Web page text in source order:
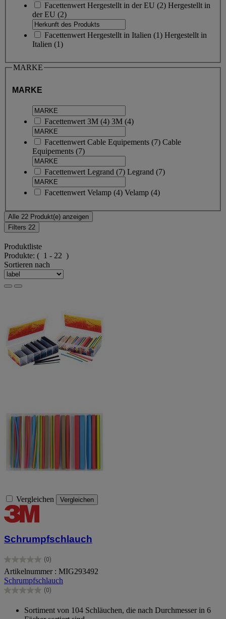
Facettenwert Hergestellt in der EU (2) Hergestellt in
der EU (2)
Facettenwert Hergestellt in Italien (1) Hergestellt in
Italien (1)
MARKE
MARKE
Facettenwert 3M (4) 3M (4)
Facettenwert Cable Equipements (7) Cable
Equipements (7)
Facettenwert Legrand (7) Legrand (7)
Facettenwert Velamp (4) Velamp (4)
Alle 22 Produkt(e) anzeigen
Filters 22
Produktliste
Produkte: ( 1 - 22 )
Sortieren nach
Vergleichen Vergleichen
Schrumpfschlauch
(0)
0.0
von
5
Sternen.
Artikelnummer : MIG293492
Schrumpfschlauch
(0)
0.0
Sortiment von 104 Schläuchen, die nach Durchmesser in 6